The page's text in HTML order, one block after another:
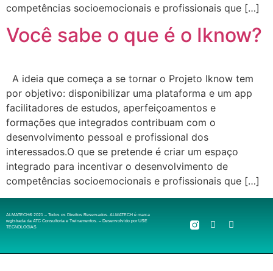
competências socioemocionais e profissionais que […]
Você sabe o que é o Iknow?
A ideia que começa a se tornar o Projeto Iknow tem
por objetivo: disponibilizar uma plataforma e um app
facilitadores de estudos, aperfeiçoamentos e
formações que integrados contribuam com o
desenvolvimento pessoal e profissional dos
interessados.O que se pretende é criar um espaço
integrado para incentivar o desenvolvimento de
competências socioemocionais e profissionais que […]
ALMATECH® 2021 – Todos os Direitos Reservados. ALMATECH é marca
registrada da ATC Consultoria e Treinamentos. – Desenvolvido por
USE
TECNOLOGIAS